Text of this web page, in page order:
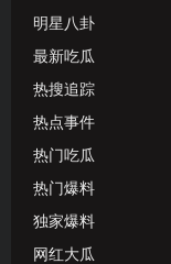
明星八卦
最新吃瓜
热搜追踪
热点事件
热门吃瓜
热门爆料
独家爆料
网红大瓜